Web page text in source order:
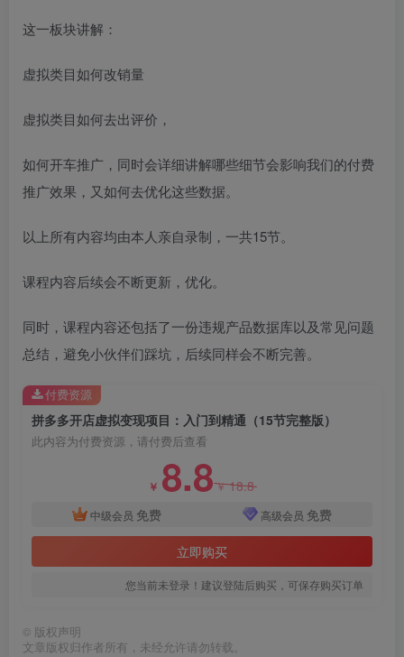
这一板块讲解：
虚拟类目如何改销量
虚拟类目如何去出评价，
如何开车推广，同时会详细讲解哪些细节会影响我们的付费
推广效果，又如何去优化这些数据。
以上所有内容均由本人亲自录制，一共15节。
课程内容后续会不断更新，优化。
同时，课程内容还包括了一份违规产品数据库以及常见问题
总结，避免小伙伴们踩坑，后续同样会不断完善。
拼多多开店虚拟变现项目：入门到精通（15节完整版）
此内容为付费资源，请付费后查看
￥ 8.8￥18.8
中级会员 免费 高级会员 免费
立即购买
您当前未登录！建议登陆后购买，可保存购买订单
付费资源
© 版权声明
文章版权归作者所有，未经允许请勿转载。